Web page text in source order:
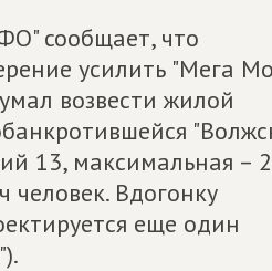
сообщает, что
усилить "Мега
возвести жилой
13, максимальная –
человек. Вдогонку
еще один